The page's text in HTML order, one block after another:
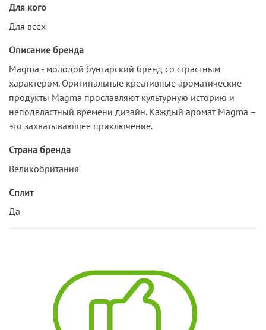
Для кого
Для всех
Описание бренда
Magma - молодой бунтарский бренд со страстным
характером. Оригинальные креативные ароматические
продукты Magma прославляют культурную историю и
неподвластный времени дизайн. Каждый аромат Magma –
это захватывающее приключение.
Страна бренда
Великобритания
Сплит
Да